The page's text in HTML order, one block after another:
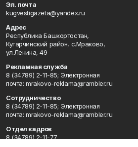
Эл. почта
kugvestigazeta@yandex.ru
Адрес
Республика Башкортостан,
Кугарчинский район, с.Мраково,
ул.Ленина, 49
Рекламная служба
8 (34789) 2-11-85; Электронная
почта: mrakovo-reklama@rambler.ru
Сотрудничество
8 (34789) 2-11-85; Электронная
почта: mrakovo-reklama@rambler.ru
Отдел кадров
8 (34789) 2-11-77